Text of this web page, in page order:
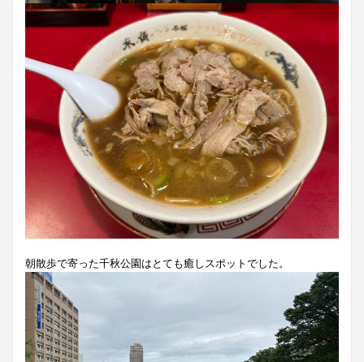
朝散歩で寄った千秋公園はとても癒しスポットでした。